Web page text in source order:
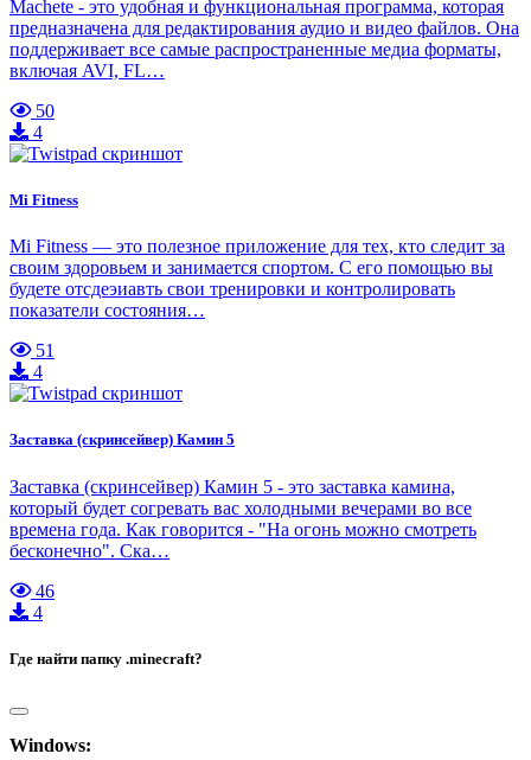
Machete - это удобная и функциональная программа, которая
предназначена для редактирования аудио и видео файлов. Она
поддерживает все самые распространенные медиа форматы,
включая AVI, FL…
50
4
Mi Fitness
Mi Fitness — это полезное приложение для тех, кто следит за
своим здоровьем и занимается спортом. С его помощью вы
будете отсдеэиавть свои тренировки и контролировать
показатели состояния…
51
4
Заставка (скринсейвер) Камин 5
Заставка (скринсейвер) Камин 5 - это заставка камина,
который будет согревать вас холодными вечерами во все
времена года. Как говорится - "На огонь можно смотреть
бесконечно". Ска…
46
4
Где найти папку .minecraft?
Windows: